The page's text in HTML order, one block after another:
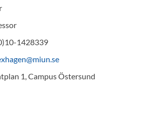
1428339
1, Campus Östersund